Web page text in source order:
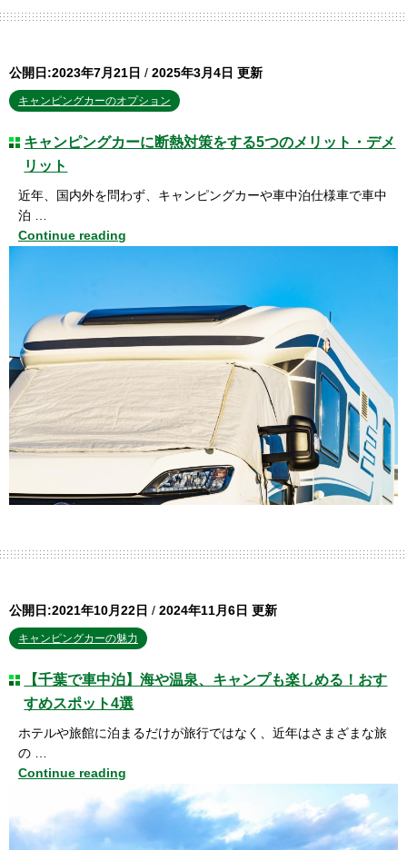
公開日:2023年7月21日 / 2025年3月4日 更新
キャンピングカーのオプション
キャンピングカーに断熱対策をする5つのメリット・デメ
リット
近年、国内外を問わず、キャンピングカーや車中泊仕様車で車中
泊 …
Continue reading
公開日:2021年10月22日 / 2024年11月6日 更新
キャンピングカーの魅力
【千葉で車中泊】海や温泉、キャンプも楽しめる！おす
すめスポット4選
ホテルや旅館に泊まるだけが旅行ではなく、近年はさまざまな旅
の …
Continue reading